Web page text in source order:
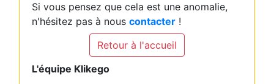
Si vous pensez que cela est une anomalie,
n'hésitez pas à nous contacter !
Retour à l'accueil
L'équipe Klikego